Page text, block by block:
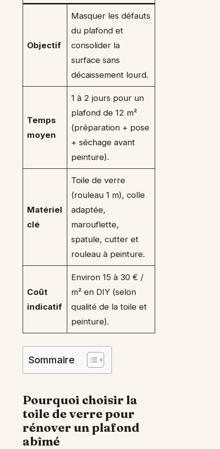
Objectif
Masquer les défauts
du plafond et
consolider la
surface sans
décaissement lourd.
Temps
moyen
1 à 2 jours pour un
plafond de 12 m²
(préparation + pose
+ séchage avant
peinture).
Matériel
clé
Toile de verre
(rouleau 1 m), colle
adaptée,
marouflette,
spatule, cutter et
rouleau à peinture.
Coût
indicatif
Environ 15 à 30 € /
m² en DIY (selon
qualité de la toile et
peinture).
Sommaire
Pourquoi choisir la
toile de verre pour
rénover un plafond
abîmé